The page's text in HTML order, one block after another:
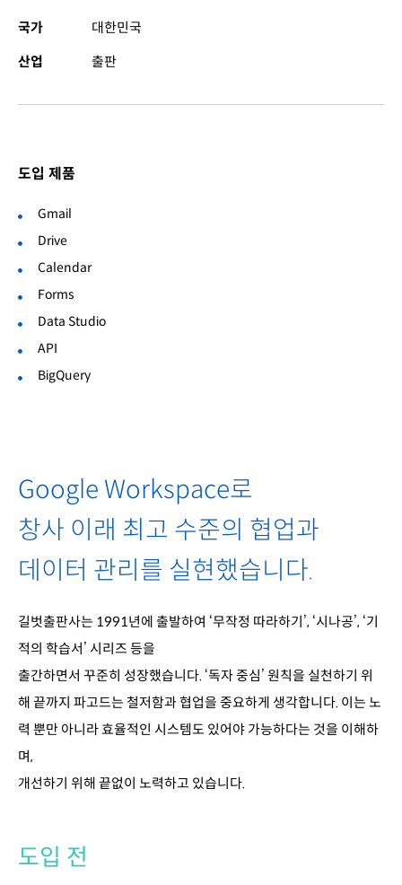
Google Workspace로
창사 이래 최고 수준의 협업과
데이터 관리를 실현했습니다.
길벗출판사는 1991년에 출발하여 ‘무작정 따라하기’, ‘시나공’, ‘기
적의 학습서’ 시리즈 등을
출간하면서 꾸준히 성장했습니다. ‘독자 중심’ 원칙을 실천하기 위
해 끝까지 파고드는 철저함과 협업을 중요하게 생각합니다. 이는 노
력 뿐만 아니라 효율적인 시스템도 있어야 가능하다는 것을 이해하
며,
개선하기 위해 끝없이 노력하고 있습니다.
도입 전
국가
대한민국
산업
출판
도입 제품
Gmail
Drive
Calendar
Forms
Data Studio
API
BigQuery